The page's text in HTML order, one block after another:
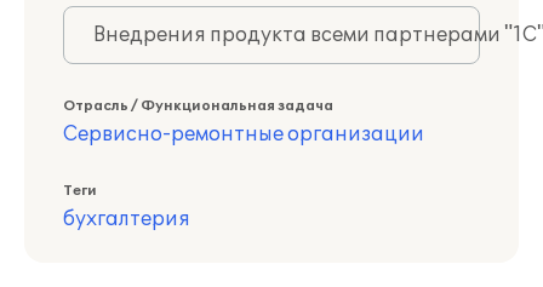
Внедрения продукта всеми партнерами
Отрасль / Функциональная задача
Сервисно-ремонтные организации
Теги
бухгалтерия